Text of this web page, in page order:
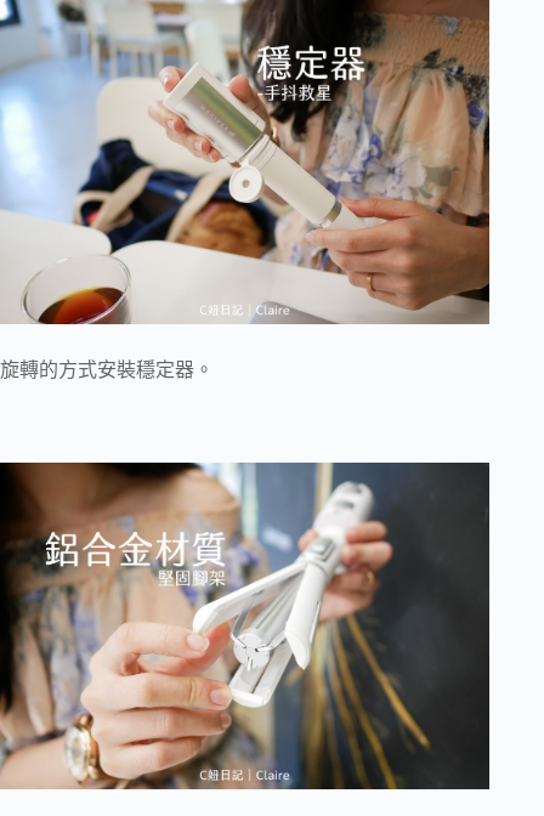
旋轉的方式安裝穩定器。